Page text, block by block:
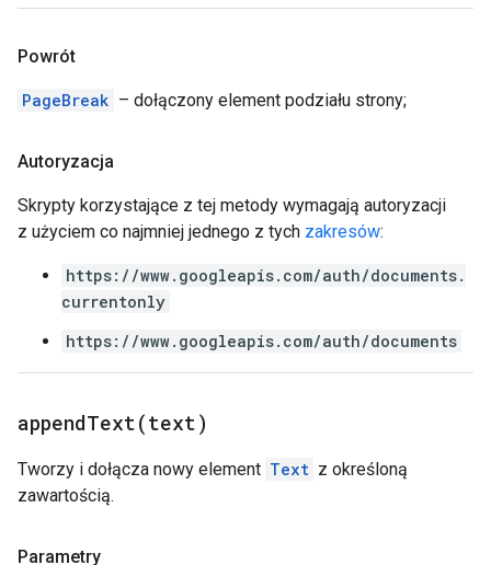
Powrót
PageBreak – dołączony element podziału strony;
Autoryzacja
Skrypty korzystające z tej metody wymagają autoryzacji
z użyciem co najmniej jednego z tych zakresów:
https://www.googleapis.com/auth/documents.
currentonly
https://www.googleapis.com/auth/documents
appendText(text)
Tworzy i dołącza nowy element Text z określoną
zawartością.
Parametry